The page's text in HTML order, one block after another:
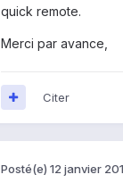
quick remote.
Merci par avance,
Citer
Posté(e) 12 janvier